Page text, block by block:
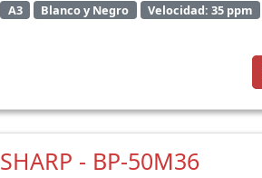
A3 Blanco y Negro Velocidad: 35 ppm
SHARP - BP-50M36